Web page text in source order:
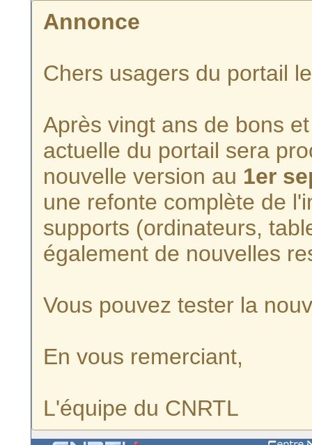
Annonce
Chers usagers du portail
Après vingt ans de bons
actuelle du portail sera
nouvelle version au 1er
une refonte complète de
supports (ordinateurs,
également de nouvelles
Vous pouvez tester la
En vous remerciant,
L'équipe du CNRTL